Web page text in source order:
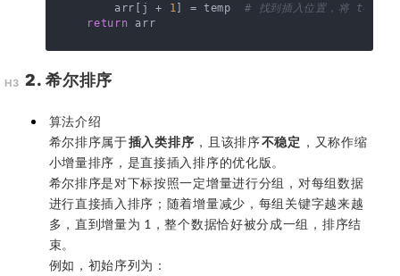
        arr[j +
1 ] = temp # 找到插入位置，将 temp
return
2. 希尔排序
算法介绍
希尔排序属于插入类排序 ，且该排序不稳定 ，又称作缩
小增量排序，是直接插入排序的优化版。
希尔排序是对下标按照一定增量进行分组，对每组数据
进行直接插入排序；随着增量减少，每组关键字越来越
多，直到增量为 1，整个数据恰好被分成一组，排序结
束。
例如，初始序列为：